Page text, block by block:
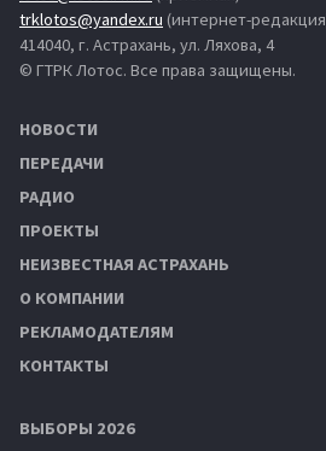
trklotos@yandex.ru (интернет-
414040, г. Астрахань, ул. Ляхова, 4
© ГТРК Лотос. Все права защищены.
НОВОСТИ
ПЕРЕДАЧИ
РАДИО
ПРОЕКТЫ
НЕИЗВЕСТНАЯ АСТРАХАНЬ
О КОМПАНИИ
РЕКЛАМОДАТЕЛЯМ
КОНТАКТЫ
ВЫБОРЫ 2026